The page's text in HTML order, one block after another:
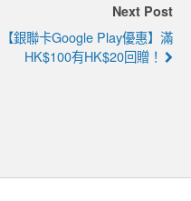
Next Post
【銀聯卡Google Play優惠】滿
HK$100有HK$20回贈！